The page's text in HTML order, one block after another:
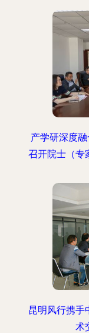
产学研深度
召开院士（专
昆明风行携手
术